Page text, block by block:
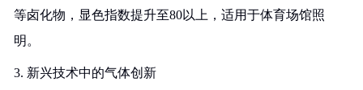
等卤化物，显色指数提升至80以上，适用于体育场馆照
明。
3. 新兴技术中的气体创新